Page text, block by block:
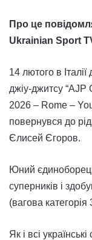
Про це
Ukrainian Sport
14 лютого в
джіу-джитсу
2026 – Rome –
повернувся до
Єлисей Єгоров.
Юний
суперників і
(вагова
Як і всі